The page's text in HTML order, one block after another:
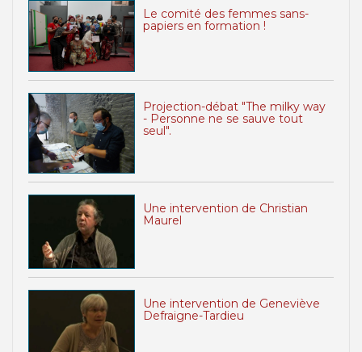
Le comité des femmes sans-
papiers en formation !
Projection-débat "The milky way
- Personne ne se sauve tout
seul".
Une intervention de Christian
Maurel
Une intervention de Geneviève
Defraigne-Tardieu